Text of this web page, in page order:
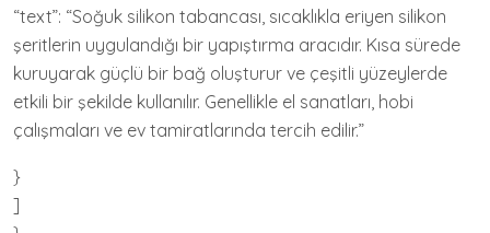
“text”: “Soğuk silikon tabancası, sıcaklıkla eriyen silikon
şeritlerin uygulandığı bir yapıştırma aracıdır. Kısa sürede
kuruyarak güçlü bir bağ oluşturur ve çeşitli yüzeylerde
etkili bir şekilde kullanılır. Genellikle el sanatları, hobi
çalışmaları ve ev tamiratlarında tercih edilir.”
}
]